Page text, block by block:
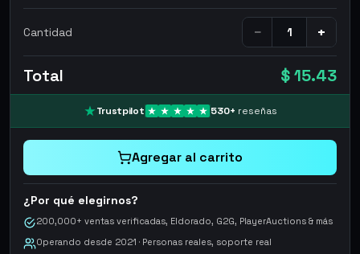
Cantidad − +
Total $ 15.43
Trustpilot 530+ reseñas
Agregar al carrito
¿Por qué elegirnos?
200,000+ ventas verificadas, Eldorado, G2G, PlayerAuctions & más
Operando desde 2021 · Personas reales, soporte real